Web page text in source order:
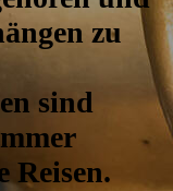
zu
sind
Reisen.